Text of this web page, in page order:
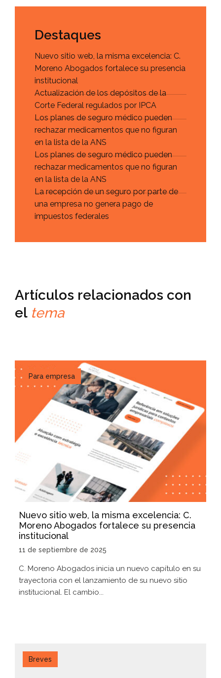
Destaques
Nuevo sitio web, la misma excelencia: C.
Moreno Abogados fortalece su presencia
institucional
Actualización de los depósitos de la
Corte Federal regulados por IPCA
Los planes de seguro médico pueden
rechazar medicamentos que no figuran
en la lista de la ANS
Los planes de seguro médico pueden
rechazar medicamentos que no figuran
en la lista de la ANS
La recepción de un seguro por parte de
una empresa no genera pago de
impuestos federales
Artículos relacionados con
el tema
Para empresa
Nuevo sitio web, la misma excelencia: C.
Moreno Abogados fortalece su presencia
institucional
11 de septiembre de 2025
C. Moreno Abogados inicia un nuevo capítulo en su
trayectoria con el lanzamiento de su nuevo sitio
institucional. El cambio...
Breves